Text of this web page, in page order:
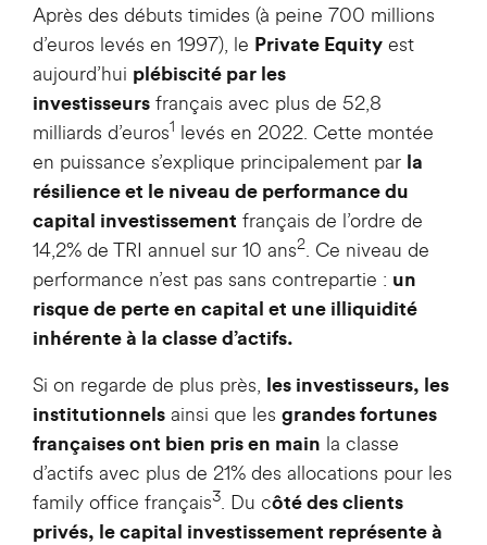
Après des débuts timides (à peine 700 millions
d’euros levés en 1997), le Private Equity est
aujourd’hui plébiscité par les
investisseurs français avec plus de 52,8
milliards d’euros1 levés en 2022. Cette montée
en puissance s’explique principalement par la
résilience et le niveau de performance du
capital investissement français de l’ordre de
14,2% de TRI annuel sur 10 ans2. Ce niveau de
performance n’est pas sans contrepartie : un
risque de perte en capital et une illiquidité
inhérente à la classe d’actifs.
Si on regarde de plus près,
les investisseurs, les
institutionnels ainsi que les grandes fortunes
françaises ont bien pris en main la classe
d’actifs avec plus de 21% des allocations pour les
family office français3. Du côté des clients
privés, le capital investissement représente à